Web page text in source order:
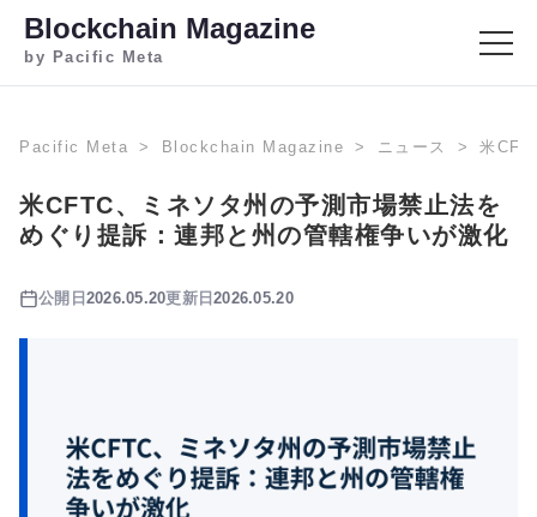
Blockchain Magazine
by Pacific Meta
Pacific Meta Blockchain Magazine ニュース 米
米CFTC、ミネソタ州の予測市場禁止法を
めぐり提訴：連邦と州の管轄権争いが激化
公開日 2026.05.20更新日2026.05.20